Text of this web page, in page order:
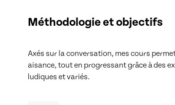
Méthodologie et objectifs
Axés sur la conversation, mes cours
aisance, tout en progressant grâce à des
ludiques et variés.